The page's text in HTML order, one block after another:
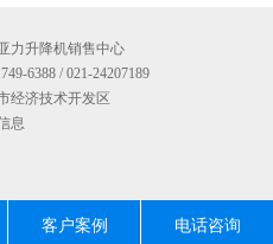
力升降机销售中心
6388 / 021-24207189
经济技术开发区
息
客户案例 电话咨询